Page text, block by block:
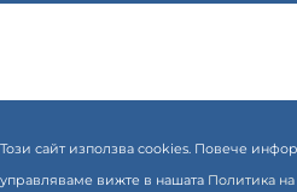
Този сайт използва cookies. Повече
управляваме вижте в нашата Политика